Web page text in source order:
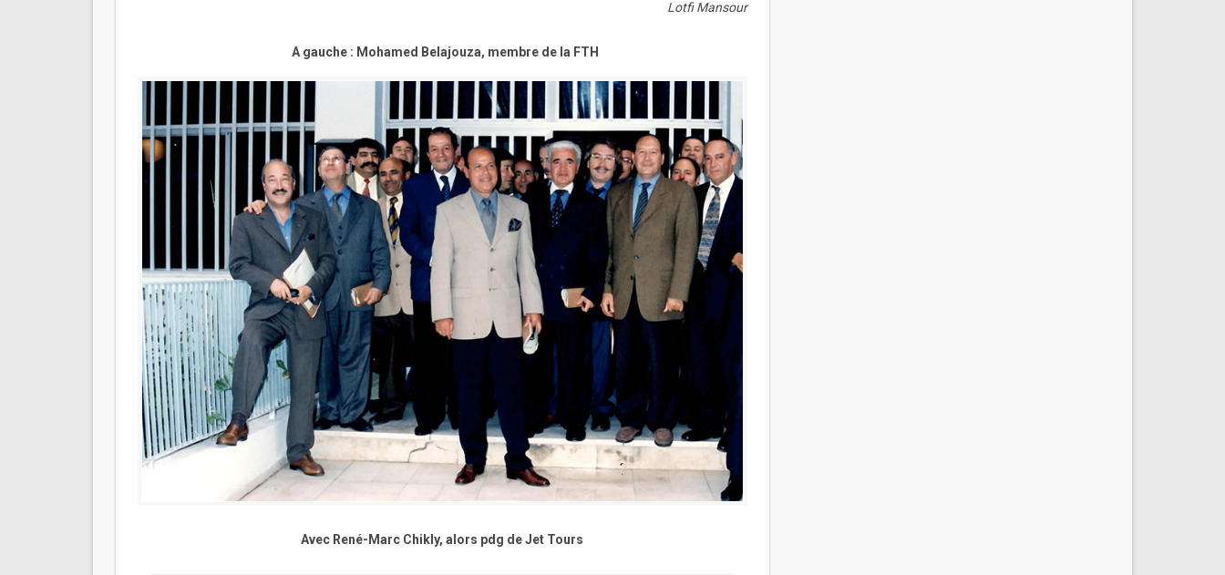
Lotfi Mansour
A gauche : Mohamed Belajouza, membre de la FTH
Avec René-Marc Chikly, alors pdg de Jet Tours